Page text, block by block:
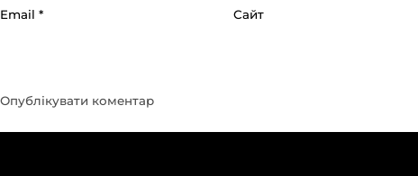
Email * Сайт